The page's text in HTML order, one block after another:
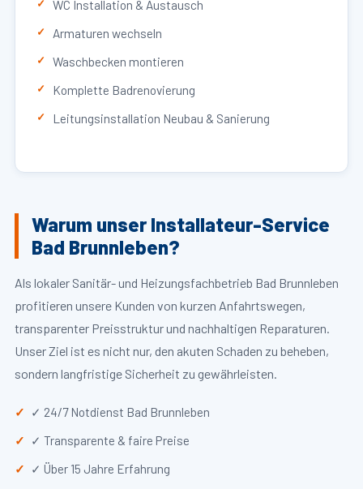
WC Installation & Austausch
Armaturen wechseln
Waschbecken montieren
Komplette Badrenovierung
Leitungsinstallation Neubau & Sanierung
Warum unser Installateur-Service
Bad Brunnleben?
Als lokaler Sanitär- und Heizungsfachbetrieb Bad Brunnleben
profitieren unsere Kunden von kurzen Anfahrtswegen,
transparenter Preisstruktur und nachhaltigen Reparaturen.
Unser Ziel ist es nicht nur, den akuten Schaden zu beheben,
sondern langfristige Sicherheit zu gewährleisten.
✓ 24/7 Notdienst Bad Brunnleben
✓ Transparente & faire Preise
✓ Über 15 Jahre Erfahrung